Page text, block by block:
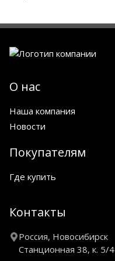
О нас
Наша компания
Новости
Покупателям
Где купить
Контакты
Россия, Новосибирск
Станционная 38, к. 5/4